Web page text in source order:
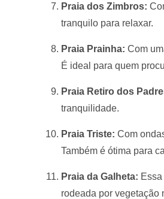
Praia dos Zimbros:
tranquilo para relaxar.
Praia Prainha: Com
É ideal para quem
Praia Retiro dos
tranquilidade.
Praia Triste: Com
Também é ótima para
Praia da Galheta:
rodeada por vegetação